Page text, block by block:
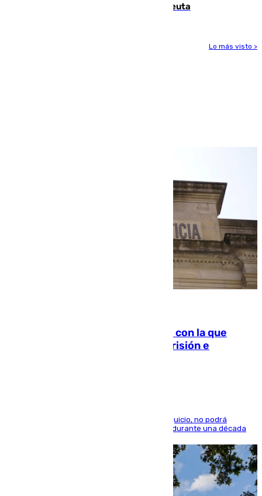
menú de los militares desplegados en Ceuta
Lo más visto >
Agrede sexualmente a una mujer con la que
quedó por Instagram: dos años prisión e
El condenado, que reconoció los hechos en el juicio, no podrá
acercarse a la víctima ni comunicarse con ella durante una década